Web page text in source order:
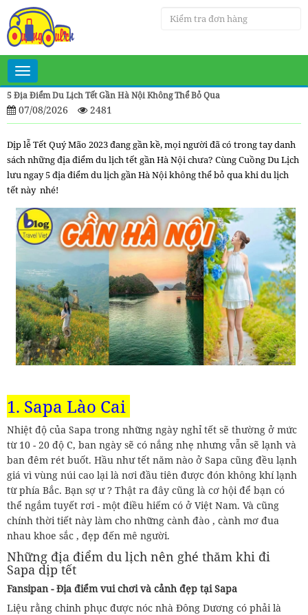
Toggle
navigation
5 Địa Điểm Du Lịch Tết Gần Hà Nội Không Thể Bỏ Qua
07/08/2026 2481
Dịp lễ Tết Quý Mão 2023 đang gần kề, mọi người đã có trong tay danh
sách những địa điểm du lịch tết gần Hà Nội chưa? Cùng Cuồng Du Lịch
lưu ngay 5 địa điểm du lịch gần Hà Nội không thể bỏ qua khi du lịch
tết này nhé!
1. Sapa Lào Cai
Nhiệt độ của Sapa trong những ngày nghỉ tết sẽ thường ở mức
từ 10 - 20 độ C, ban ngày sẽ có nắng nhẹ nhưng vẫn sẽ lạnh và
ban đêm rét buốt. Hầu như tết năm nào ở Sapa cũng đều lạnh
giá vì vùng núi cao lại là nơi đầu tiên được đón không khí lạnh
từ phía Bắc. Bạn sợ ư ? Thật ra đây cũng là cơ hội để bạn có
thể ngắm tuyết rơi - một điều hiếm có ở Việt Nam. Và cũng
chính thời tiết này làm cho những cành đào , cành mơ đua
nhau khoe sắc , đẹp đến mê người.
Những địa điểm du lịch nên ghé thăm khi đi
Sapa dịp tết
Fansipan - Địa điểm vui chơi và cảnh đẹp tại Sapa
Liệu rằng chinh phục được nóc nhà Đông Dương có phải là